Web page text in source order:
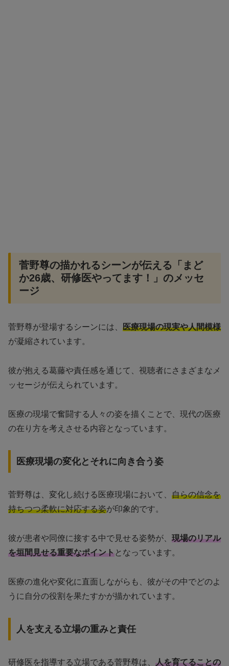
菅野尊の描かれるシーンが伝える「まど
か26歳、研修医やってます！」のメッセ
ージ
菅野尊が登場するシーンには、 医療現場の現実や人間模様
が凝縮されています。
彼が抱える葛藤や責任感を通じて、視聴者にさまざまなメ
ッセージが伝えられています。
医療の現場で奮闘する人々の姿を描くことで、現代の医療
の在り方を考えさせる内容となっています。
医療現場の変化とそれに向き合う姿
菅野尊は、変化し続ける医療現場において、 自らの信念を
持ちつつ柔軟に対応する姿が印象的です。
彼が患者や同僚に接する中で見せる姿勢が、 現場のリアル
を垣間見せる重要なポイントとなっています。
医療の進化や変化に直面しながらも、彼がその中でどのよ
うに自分の役割を果たすかが描かれています。
人を支える立場の重みと責任
研修医を指導する立場である菅野尊は、 人を育てることの